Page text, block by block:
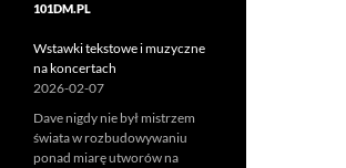
101DM.PL
Wstawki tekstowe i muzyczne
na koncertach
2026-02-07
Dave nigdy nie był mistrzem
świata w rozbudowywaniu
ponad miarę utworów na